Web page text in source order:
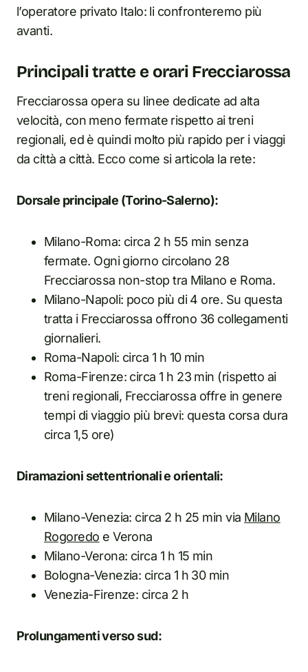
l’operatore privato Italo: li confronteremo più
avanti.
Principali tratte e orari Frecciarossa
Frecciarossa opera su linee dedicate ad alta
velocità, con meno fermate rispetto ai treni
regionali, ed è quindi molto più rapido per i viaggi
da città a città. Ecco come si articola la rete:
Dorsale principale (Torino-Salerno):
Milano-Roma: circa 2 h 55 min senza
fermate. Ogni giorno circolano 28
Frecciarossa non-stop tra Milano e Roma.
Milano-Napoli: poco più di 4 ore. Su questa
tratta i Frecciarossa offrono 36 collegamenti
giornalieri.
Roma-Napoli: circa 1 h 10 min
Roma-Firenze: circa 1 h 23 min (rispetto ai
treni regionali, Frecciarossa offre in genere
tempi di viaggio più brevi: questa corsa dura
circa 1,5 ore)
Diramazioni settentrionali e orientali:
Milano-Venezia: circa 2 h 25 min via Milano
Rogoredo e Verona
Milano-Verona: circa 1 h 15 min
Bologna-Venezia: circa 1 h 30 min
Venezia-Firenze: circa 2 h
Prolungamenti verso sud: